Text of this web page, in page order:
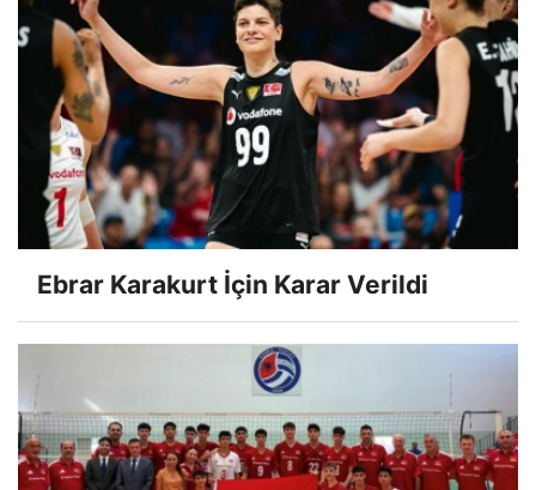
Ebrar Karakurt İçin Karar Verildi